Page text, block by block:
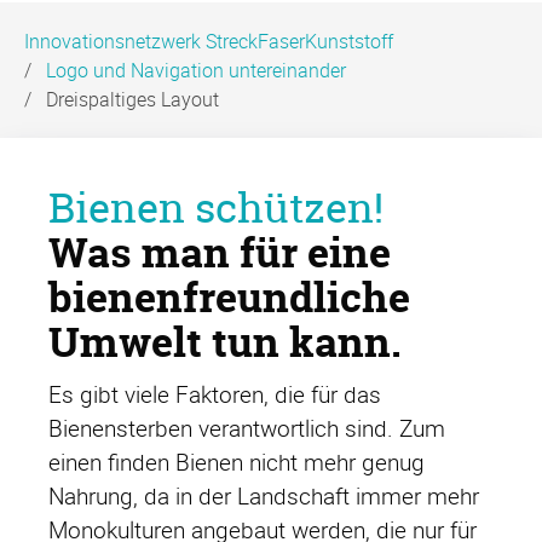
Innovationsnetzwerk StreckFaserKunststoff
Logo und Navigation untereinander
Dreispaltiges Layout
Bienen schützen!
Was man für eine
bienenfreundliche
Umwelt tun kann.
Es gibt viele Faktoren, die für das
Bienensterben verantwortlich sind. Zum
einen finden Bienen nicht mehr genug
Nahrung, da in der Landschaft immer mehr
Monokulturen angebaut werden, die nur für